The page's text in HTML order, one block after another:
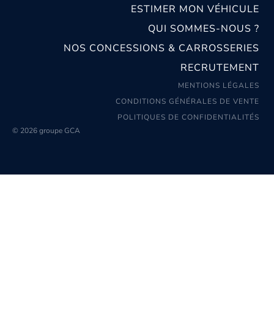
ESTIMER MON VÉHICULE
QUI SOMMES-NOUS ?
NOS CONCESSIONS & CARROSSERIES
RECRUTEMENT
MENTIONS LÉGALES
CONDITIONS GÉNÉRALES DE VENTE
POLITIQUES DE CONFIDENTIALITÉS
© 2026 groupe GCA